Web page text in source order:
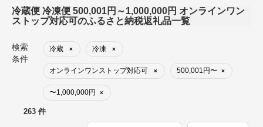
冷蔵便 冷凍便 500,001円～1,000,000円 オンラインワン
ストップ対応可のふるさと納税返礼品一覧
検索
条件
冷蔵 × 冷凍 ×
オンラインワンストップ対応可 × 500,001円〜 ×
〜1,000,000円 ×
263 件